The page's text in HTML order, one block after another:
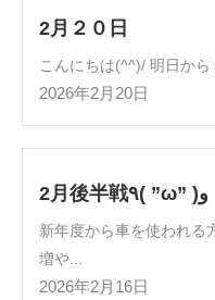
2月２０日
こんにちは(^^)/ 明日から
2026年2月20日
2月後半戦٩( ”ω” )و
新年度から車を使われる
増や...
2026年2月16日